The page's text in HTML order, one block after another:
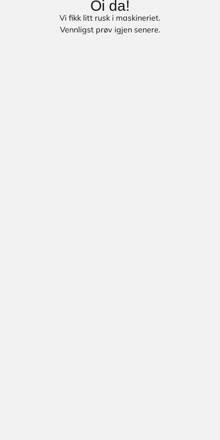
Oi da!
Vi fikk litt rusk i maskineriet.
Vennligst prøv igjen senere.